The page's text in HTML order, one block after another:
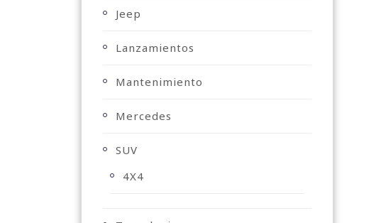
Jeep
Lanzamientos
Mantenimiento
Mercedes
SUV
4X4